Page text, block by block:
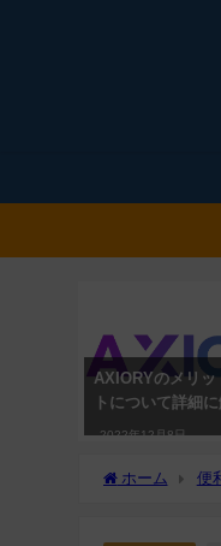
AXIORYのメリッ
トについて詳細に
2022年12月8日
ホーム 便